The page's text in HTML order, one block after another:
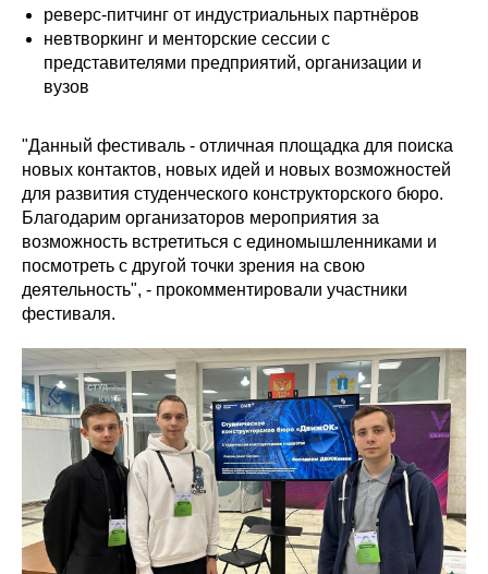
реверс-питчинг от индустриальных партнёров
невтворкинг и менторские сессии с
представителями предприятий, организации и
вузов
"Данный фестиваль - отличная площадка для поиска
новых контактов, новых идей и новых возможностей
для развития студенческого конструкторского бюро.
Благодарим организаторов мероприятия за
возможность встретиться с единомышленниками и
посмотреть с другой точки зрения на свою
деятельность", - прокомментировали участники
фестиваля.